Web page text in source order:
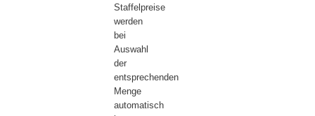
Staffelpreise
werden
bei
Auswahl
der
entsprechenden
Menge
automatisch